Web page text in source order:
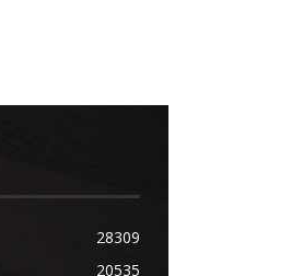
28309
20535